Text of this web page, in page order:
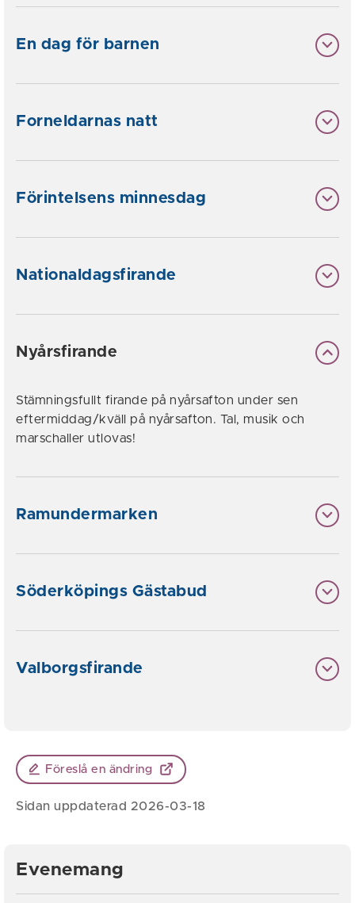
En dag för barnen
Forneldarnas natt
Förintelsens minnesdag
Nationaldagsfirande
Nyårsfirande
Stämningsfullt firande på nyårsafton under sen
eftermiddag/kväll på nyårsafton. Tal, musik och
marschaller utlovas!
Ramundermarken
Söderköpings Gästabud
Valborgsfirande
Föreslå en ändring
Sidan uppdaterad 2026-03-18
Evenemang